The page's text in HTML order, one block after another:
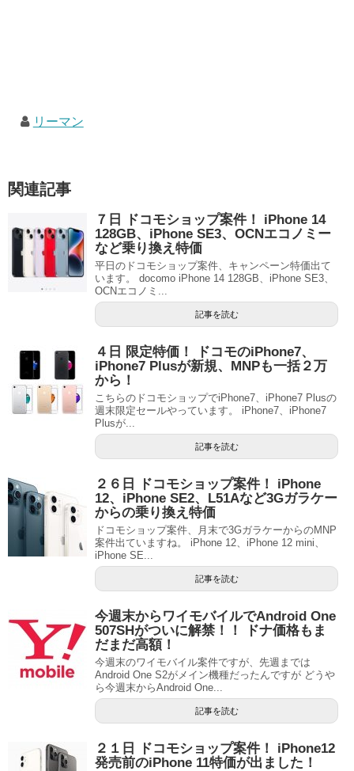
リーマン
関連記事
７日 ドコモショップ案件！ iPhone 14
128GB、iPhone SE3、OCNエコノミー
など乗り換え特価
平日のドコモショップ案件、キャンペーン特価出て
います。 docomo iPhone 14 128GB、iPhone SE3、
OCNエコノミ...
記事を読む
４日 限定特価！ ドコモのiPhone7、
iPhone7 Plusが新規、MNPも一括２万
から！
こちらのドコモショップでiPhone7、iPhone7 Plusの
週末限定セールやっています。 iPhone7、iPhone7
Plusが...
記事を読む
２６日 ドコモショップ案件！ iPhone
12、iPhone SE2、L51Aなど3Gガラケー
からの乗り換え特価
ドコモショップ案件、月末で3GガラケーからのMNP
案件出ていますね。 iPhone 12、iPhone 12 mini、
iPhone SE...
記事を読む
今週末からワイモバイルでAndroid One
507SHがついに解禁！！ ドナ価格もま
だまだ高額！
今週末のワイモバイル案件ですが、先週までは
Android One S2がメイン機種だったんですが どうや
ら今週末からAndroid One...
記事を読む
２１日 ドコモショップ案件！ iPhone12
発売前のiPhone 11特価が出ました！